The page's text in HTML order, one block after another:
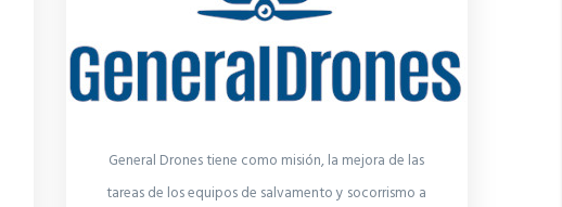
General Drones tiene como misión, la mejora de las
tareas de los equipos de salvamento y socorrismo a